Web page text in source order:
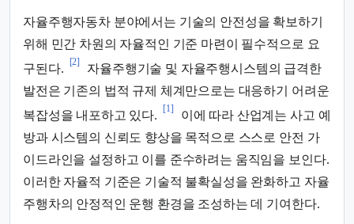
자율주행자동차 분야에서는 기술의 안전성을 확보하기
위해 민간 차원의 자율적인 기준 마련이 필수적으로 요
구된다.
[2]
자율주행기술 및 자율주행시스템의 급격한
발전은 기존의 법적 규제 체계만으로는 대응하기 어려운
복잡성을 내포하고 있다.
[1]
이에 따라 산업계는 사고 예
방과 시스템의 신뢰도 향상을 목적으로 스스로 안전 가
이드라인을 설정하고 이를 준수하려는 움직임을 보인다.
이러한 자율적 기준은 기술적 불확실성을 완화하고 자율
주행차의 안정적인 운행 환경을 조성하는 데 기여한다.